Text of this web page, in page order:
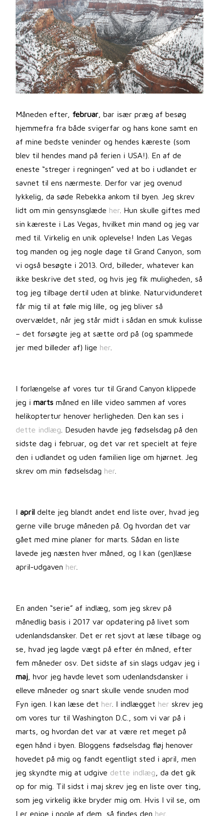
Måneden efter, februar , bar især præg af besøg
hjemmefra fra både svigerfar og hans kone samt en
af mine bedste veninder og hendes kæreste (som
blev til hendes mand på ferien i USA!). En af de
eneste “streger i regningen” ved at bo i udlandet er
savnet til ens nærmeste. Derfor var jeg ovenud
lykkelig, da søde Rebekka ankom til byen. Jeg skrev
lidt om min gensynsglæde her . Hun skulle giftes med
sin kæreste i Las Vegas, hvilket min mand og jeg var
med til. Virkelig en unik oplevelse! Inden Las Vegas
tog manden og jeg nogle dage til Grand Canyon, som
vi også besøgte i 2013. Ord, billeder, whatever kan
ikke beskrive det sted, og hvis jeg fik muligheden, så
tog jeg tilbage dertil uden at blinke. Naturvidunderet
får mig til at føle mig lille, og jeg bliver så
overvældet, når jeg står midt i sådan en smuk kulisse
– det forsøgte jeg at sætte ord på (og spammede
jer med billeder af) lige her
I forlængelse af vores tur til Grand Canyon klippede
jeg imarts måned en lille video sammen af vores
helikoptertur henover herligheden. Den kan ses i
dette indlæg . Desuden havde jeg fødselsdag på den
sidste dag i februar, og det var ret specielt at fejre
den i udlandet og uden familien lige om hjørnet. Jeg
skrev om min fødselsdag her
Iapril delte jeg blandt andet end liste over, hvad jeg
gerne ville bruge måneden på. Og hvordan det var
gået med mine planer for marts. Sådan en liste
lavede jeg næsten hver måned, og I kan (gen)læse
april-udgaven her
En anden “serie” af indlæg, som jeg skrev på
månedlig basis i 2017 var opdatering på livet som
udenlandsdansker. Det er ret sjovt at læse tilbage og
se, hvad jeg lagde vægt på efter én måned, efter
fem måneder osv. Det sidste af sin slags udgav jeg i
maj , hvor jeg havde levet som udenlandsdansker i
elleve måneder og snart skulle vende snuden mod
Fyn igen. I kan læse det her . I indlægget her skrev jeg
om vores tur til Washington D.C., som vi var på i
marts, og hvordan det var at være ret meget på
egen hånd i byen. Bloggens fødselsdag fløj henover
hovedet på mig og fandt egentligt sted i april, men
jeg skyndte mig at udgive dette indlæg , da det gik
op for mig. Til sidst i maj skrev jeg en liste over ting,
som jeg virkelig ikke bryder mig om. Hvis I vil se, om
I er enige i nogle af dem, så findes den her